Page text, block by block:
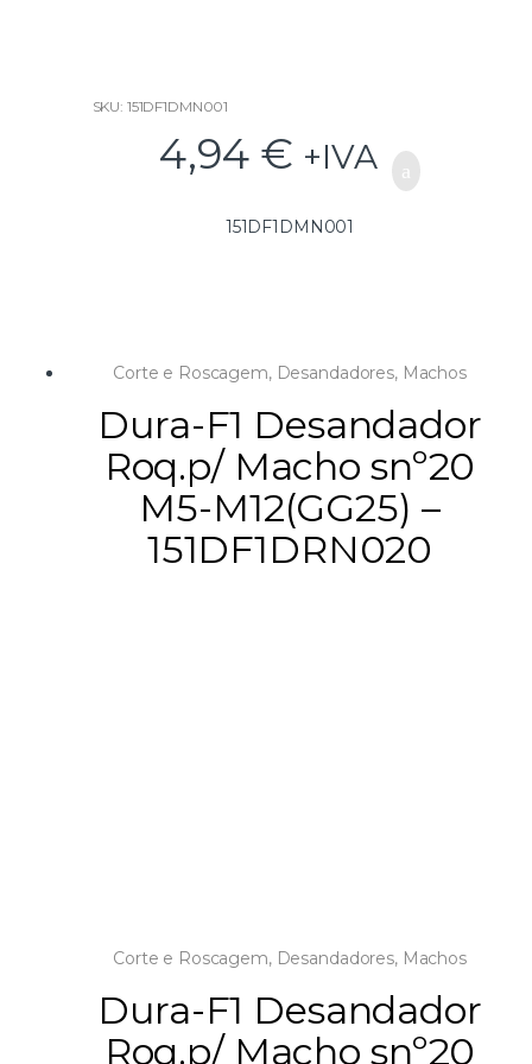
SKU: 151DF1DMN001
4,94 € +IVA
151DF1DMN001
Corte e Roscagem, Desandadores, Machos
Dura-F1 Desandador
Roq.p/ Macho snº20
M5-M12(GG25) –
151DF1DRN020
Corte e Roscagem, Desandadores, Machos
Dura-F1 Desandador
Roq.p/ Macho snº20